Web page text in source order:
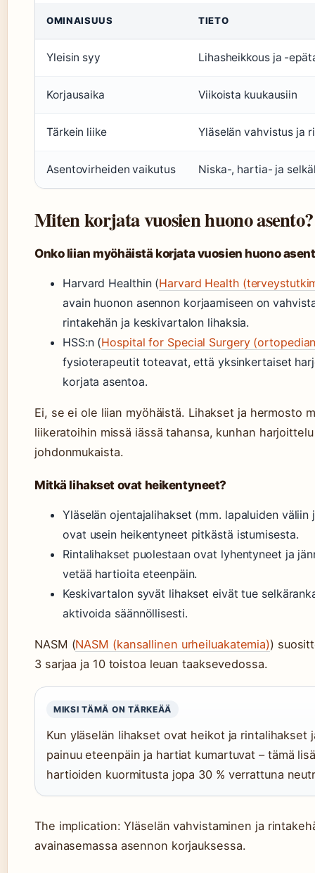
OMINAISUUS TIETO
Yleisin syy Lihasheikkous ja -
Korjausaika Viikoista kuukausiin
Tärkein liike Yläselän vahvistus ja
Asentovirheiden vaikutus Niska-, hartia- ja
Miten korjata vuosien huono asento?
Onko liian myöhäistä korjata vuosien huono
Harvard Healthin (Harvard Health
avain huonon asennon korjaamiseen on
rintakehän ja keskivartalon lihaksia.
HSS:n (Hospital for Special Surgery
fysioterapeutit toteavat, että yksinkertaiset
korjata asentoa.
Ei, se ei ole liian myöhäistä. Lihakset ja hermosto
liikeratoihin missä iässä tahansa, kunhan
johdonmukaista.
Mitkä lihakset ovat heikentyneet?
Yläselän ojentajalihakset (mm. lapaluiden väliin
ovat usein heikentyneet pitkästä istumisesta.
Rintalihakset puolestaan ovat lyhentyneet ja
vetää hartioita eteenpäin.
Keskivartalon syvät lihakset eivät tue
aktivoida säännöllisesti.
NASM (NASM (kansallinen urheiluakatemia))
3 sarjaa ja 10 toistoa leuan taaksevedossa.
MIKSI TÄMÄ ON TÄRKEÄÄ
Kun yläselän lihakset ovat heikot ja rintalihakset
painuu eteenpäin ja hartiat kumartuvat – tämä
hartioiden kuormitusta jopa 30 % verrattuna
The implication: Yläselän vahvistaminen ja
avainasemassa asennon korjauksessa.